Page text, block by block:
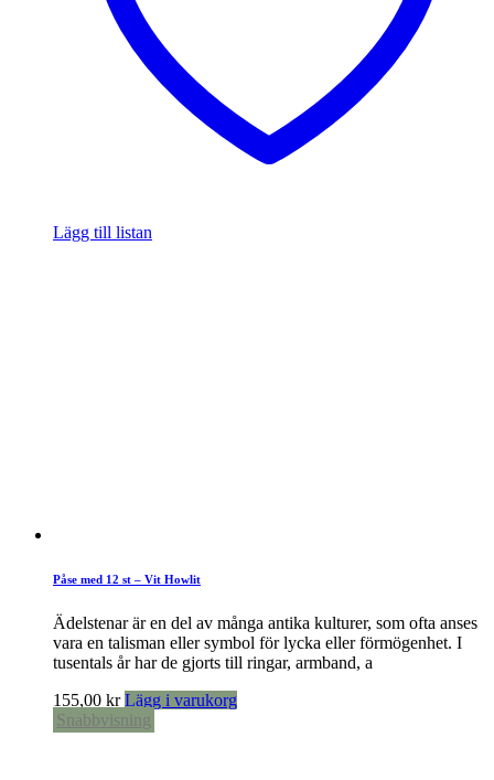
Lägg till listan
Påse med 12 st – Vit Howlit
Ädelstenar är en del av många antika kulturer, som ofta anses
vara en talisman eller symbol för lycka eller förmögenhet. I
tusentals år har de gjorts till ringar, armband, a
155,00 kr Lägg i varukorg
Snabbvisning